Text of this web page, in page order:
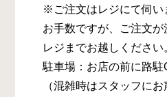
※ご注文はレジにて伺い
お手数ですが、ご注文が
レジまでお越しください
駐車場：お店の前に路駐
（混雑時はスタッフにお